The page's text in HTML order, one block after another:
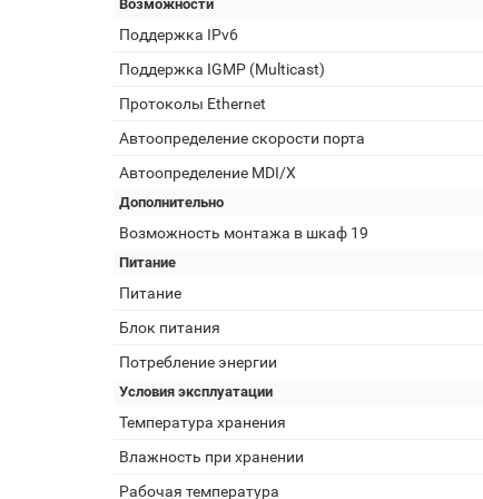
Возможности
Поддержка IPv6
Поддержка IGMP (Multicast)
Протоколы Ethernet
Автоопределение скорости порта
Автоопределение MDI/X
Дополнительно
Возможность монтажа в шкаф 19
Питание
Питание
Блок питания
Потребление энергии
Условия эксплуатации
Температура хранения
Влажность при хранении
Рабочая температура